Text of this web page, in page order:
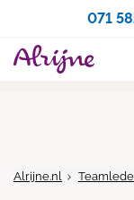
071
Alrijne.nl